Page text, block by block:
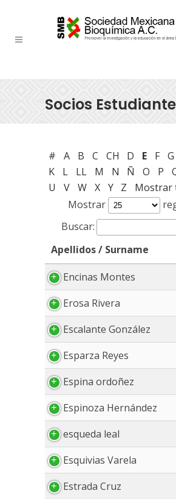
Socios
# A B C CH D E F G
K
L LL M N Ñ O P
U
V W X Y Z
Mostrar
Mostrar
Buscar:
Apellidos / Surname
Apellidos / Surname
Encinas Montes
Erosa Rivera
Escalante González
Esparza Reyes
Espina ordoñez
Espinoza Hernández
esqueda leal
Esquivias Varela
Estrada Cruz